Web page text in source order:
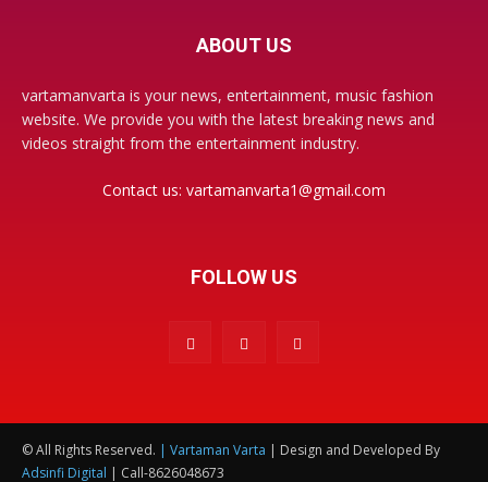
ABOUT US
vartamanvarta is your news, entertainment, music fashion
website. We provide you with the latest breaking news and
videos straight from the entertainment industry.
Contact us: vartamanvarta1@gmail.com
FOLLOW US
© All Rights Reserved. | Vartaman Varta | Design and Developed By
Adsinfi Digital | Call-8626048673